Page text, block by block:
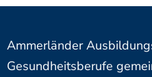
Ammerländer
Gesundheitsberufe